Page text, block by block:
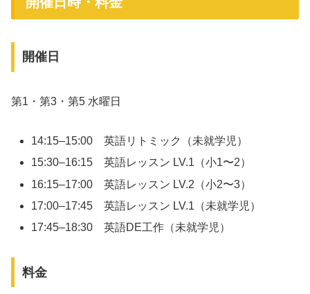
開催日
第1・第3・第5 水曜日
14:15–15:00 英語リトミック（未就学児）
15:30–16:15 英語レッスン LV.1（小1〜2）
16:15–17:00 英語レッスン LV.2（小2〜3）
17:00–17:45 英語レッスン LV.1（未就学児）
17:45–18:30 英語DE工作（未就学児）
料金